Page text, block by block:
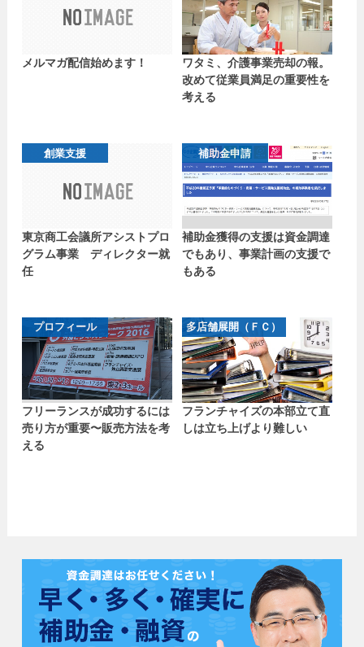
メルマガ配信始めます！
ワタミ、介護事業売却の報。
改めて従業員満足の重要性を
考える
創業支援
東京商工会議所アシストプロ
グラム事業 ディレクター就
任
補助金申請
補助金獲得の支援は資金調達
でもあり、事業計画の支援で
もある
プロフィール
フリーランスが成功するには
売り方が重要〜販売方法を考
える
多店舗展開（ＦＣ）
フランチャイズの本部立て直
しは立ち上げより難しい